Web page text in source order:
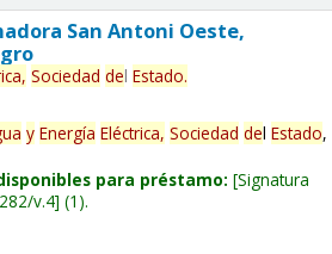
San Antoni Oeste,
Sociedad del Estado.
y Energía Eléctrica, Sociedad del Estado,
para préstamo: Signatura
v.4 (1).